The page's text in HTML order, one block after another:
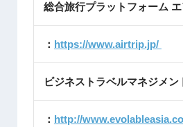
総合旅行プラットフォーム エ
： https://www.airtrip.jp/
ビジネストラベルマネジメ
： http://